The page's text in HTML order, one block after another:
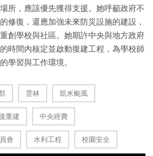
所，應該優先獲得支援。她呼籲政府不
修復，還應加強未來防災設施的建設，
創學校與社區。她期許中央與地方政府
時間內核定並啟動復建工程，為學校師
學習與工作環境。
雲林 凱米颱風
重建 中央經費
會 水利工程 校園安全